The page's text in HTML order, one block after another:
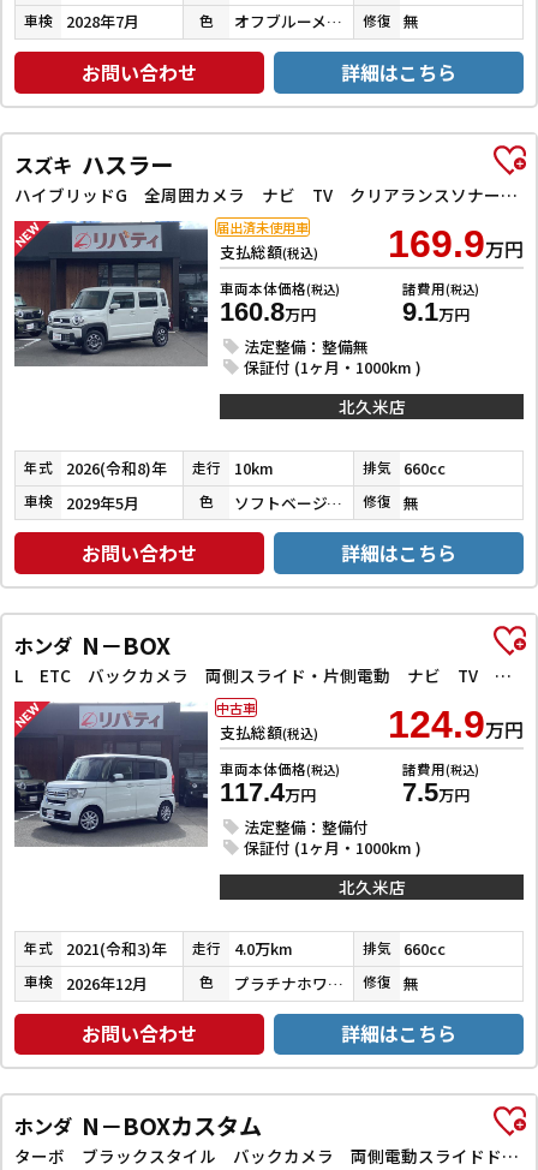
車検 2028年7月 色 オフブルーメタリック 修復 無
お問い合わせ 詳細はこちら
スズキ ハスラー
ハイブリッドG 全周囲カメラ ナビ TV クリアランスソナー オートクルーズコントロール レーンアシスト 衝突被害軽減システム オートライト スマートキー アイドリングストップ 電動格納ミラー シートヒーター CVT
支払総額(税込) 169.9万円
車両本体価格(税込)
160.8万円
諸費用(税込)
9.1万円
法定整備：整備無
保証付 (1ヶ月・1000km )
届出済未使用車
北久米店
年式 2026(令和8)年 走行 10km 排気 660cc
車検 2029年5月 色 ソフトベージュメタリック 修復 無
お問い合わせ 詳細はこちら
ホンダ N－BOX
L ETC バックカメラ 両側スライド・片側電動 ナビ TV クリアランスソナー オートクルーズコントロール レーンアシスト 衝突被害軽減システム オートライト スマートキー アイドリングストップ
支払総額(税込) 124.9万円
車両本体価格(税込)
117.4万円
諸費用(税込)
7.5万円
法定整備：整備付
保証付 (1ヶ月・1000km )
中古車
北久米店
年式 2021(令和3)年 走行 4.0万km 排気 660cc
車検 2026年12月 色 プラチナホワイトパール 修復 無
お問い合わせ 詳細はこちら
ホンダ N－BOXカスタム
ターボ ブラックスタイル バックカメラ 両側電動スライドドア クリアランスソナー オートクルーズコントロール レーンアシスト オートライト スマートキー アイドリングストップ 電動格納ミラー シートヒーター CVT ESC